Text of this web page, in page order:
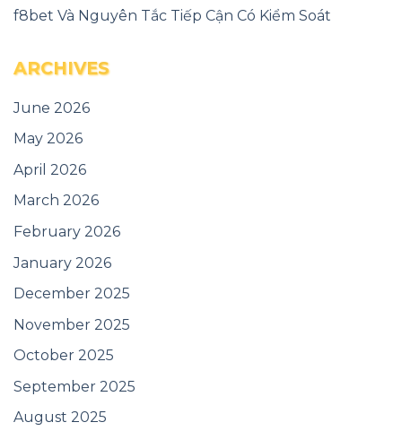
f8bet Và Nguyên Tắc Tiếp Cận Có Kiểm Soát
ARCHIVES
June 2026
May 2026
April 2026
March 2026
February 2026
January 2026
December 2025
November 2025
October 2025
September 2025
August 2025